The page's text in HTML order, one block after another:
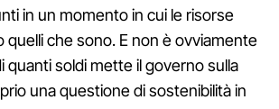
in un momento in cui le risorse
quelli che sono. E non è ovviamente
quanti soldi mette il governo sulla
una questione di sostenibilità in